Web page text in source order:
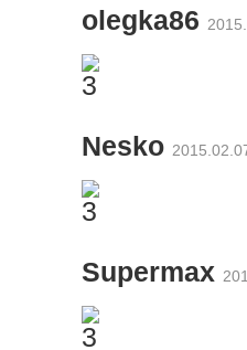
olegka86
Nesko
Supermax